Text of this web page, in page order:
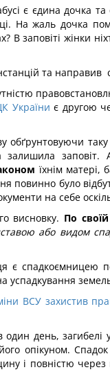
є єдина дочка та
На жаль дочка
заповіті жінки
та
України є другою
обґрунтовуючи
залишила
їхнім матері,
повинно було
на себе
висновку. По
або видом
є спадкоємницею
ВСУ захистив
день, загибелі
опікуном.
і повністю